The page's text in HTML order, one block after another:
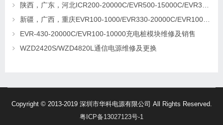
陕西，广东，河北ICR200-20000C/EVR500-15000C/EVR330-20000C充电桩模块销售及维修
新疆，广西，重庆EVR100-1000/EVR330-20000C/EVR1000-30000C充电桩模块更换及维修
EVR-430-20000C/EVR100-10000充电桩模块维修及销售
WZD2420S/WZD4820L通信电源维修及更换
Copyright © 2013-2019 深圳市华科电源有限公司 All Rights Reserved.
粤ICP备13027123号-1